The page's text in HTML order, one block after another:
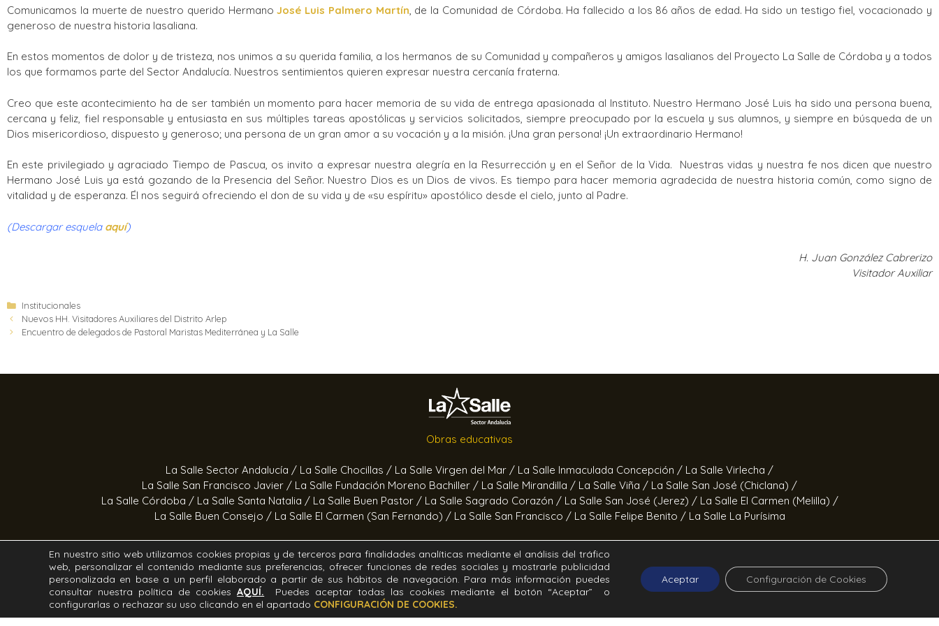
Ciclos Formativos
Comunicamos la muerte de nuestro querido HermanoJosé Luis Palmero Martín , de la Comunidad de Córdoba. Ha fallecido a los 86 años de edad. Ha sido un testigo fiel, vocacionado y
generoso de nuestra historia lasaliana.
En estos momentos de dolor y de tristeza, nos unimos a su querida familia, a los hermanos de su Comunidad y compañeros y amigos lasalianos del Proyecto La Salle de Córdoba y a todos
los que formamos parte del Sector Andalucía. Nuestros sentimientos quieren expresar nuestra cercanía fraterna.
Creo que este acontecimiento ha de ser también un momento para hacer memoria de su vida de entrega apasionada al Instituto. Nuestro Hermano José Luis ha sido una persona buena,
cercana y feliz, fiel responsable y entusiasta en sus múltiples tareas apostólicas y servicios solicitados, siempre preocupado por la escuela y sus alumnos, y siempre en búsqueda de un
Dios misericordioso, dispuesto y generoso; una persona de un gran amor a su vocación y a la misión. ¡Una gran persona! ¡Un extraordinario Hermano!
En este privilegiado y agraciado Tiempo de Pascua, os invito a expresar nuestra alegría en la Resurrección y en el Señor de la Vida. Nuestras vidas y nuestra fe nos dicen que nuestro
Hermano José Luis ya está gozando de la Presencia del Señor. Nuestro Dios es un Dios de vivos. Es tiempo para hacer memoria agradecida de nuestra historia común, como signo de
vitalidad y de esperanza. Él nos seguirá ofreciendo el don de su vida y de «su espíritu» apostólico desde el cielo, junto al Padre.
(Descargar esquela aquí)
H. Juan González Cabrerizo
Visitador Auxiliar
Institucionales
Nuevos HH. Visitadores Auxiliares del Distrito Arlep
Encuentro de delegados de Pastoral Maristas Mediterránea y La Salle
Obras educativas
La Salle Sector Andalucía / La Salle Chocillas / La Salle Virgen del Mar / La Salle Inmaculada Concepción / La Salle Virlecha /
La Salle San Francisco Javier / La Salle Fundación Moreno Bachiller / La Salle Mirandilla / La Salle Viña / La Salle San José (Chiclana) /
La Salle Córdoba / La Salle Santa Natalia / La Salle Buen Pastor / La Salle Sagrado Corazón / La Salle San José (Jerez) / La Salle El Carmen (Melilla) /
La Salle Buen Consejo / La Salle El Carmen (San Fernando) / La Salle San Francisco / La Salle Felipe Benito / La Salle La Purísima
Obras socioeducativas
Estrella Azahara /Manos Abiertas /Hogar Jerez /Proyecto Alfa /Hogar San Ramón y San Fernando /Calor en la Noche
Todos los derechos Reservados. Diseñado y desarrollado por el equipo T.I.C. del Sector Andalucía ©2026 La Salle Andalucía.
En nuestro sitio web utilizamos cookies propias y de terceros para finalidades analíticas mediante el análisis del tráfico
web, personalizar el contenido mediante sus preferencias, ofrecer funciones de redes sociales y mostrarle publicidad
personalizada en base a un perfil elaborado a partir de sus hábitos de navegación. Para más información puedes
consultar nuestra política de cookiesAQUÍ.
Puedes aceptar todas las cookies mediante el botón “Aceptar” o
configurarlas o rechazar su uso clicando en el apartado CONFIGURACIÓN DE COOKIES.
Aceptar Configuración de Cookies